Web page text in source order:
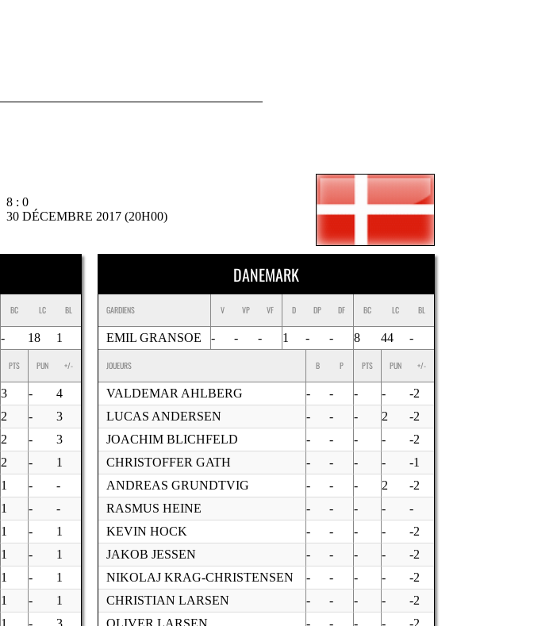
8 : 0
30 DÉCEMBRE 2017 (20H00)
BC LC BL
- 18 1
PTS PUN +/-
3 -
4
2 -
3
2 -
3
2 -
1
1 -
-
1 -
-
1 -
1
1 -
1
1 -
1
1 -
1
1 -
3
DANEMARK
GARDIENS V VP VF D DP DF BC LC BL
EMIL GRANSOE - - - 1 - - 8 44 -
JOUEURS B P PTS PUN +/-
VALDEMAR AHLBERG - - - -
-2
LUCAS ANDERSEN
- - - 2
-2
JOACHIM BLICHFELD
- - - -
-2
CHRISTOFFER GATH
- - - -
-1
ANDREAS GRUNDTVIG
- - - 2
-2
RASMUS HEINE
- - - -
-
KEVIN HOCK
- - - -
-2
JAKOB JESSEN
- - - -
-2
NIKOLAJ KRAG-CHRISTENSEN
- - - -
-2
CHRISTIAN LARSEN
- - - -
-2
OLIVER LARSEN
- - - -
-2